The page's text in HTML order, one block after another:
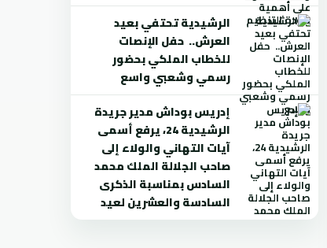
الرشيدية تحتفي بعيد
العرش.. حفل الإنصات
للخطاب الملكي بحضور
رسمي وشعبي واسع
إدريس بوداش مدير جريدة
الرشيدية 24، يرفع أسمى
آيات التهاني والولاء إلى
صاحب الجلالة الملك محمد
السادس بمناسبة الذكرى
السادسة والعشرين لعيد